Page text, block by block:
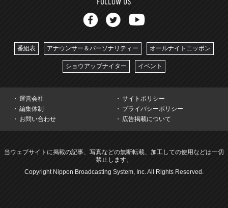
番組表 アナウンサー＆パーソナリティー オールナイトニッポン
ショウアップナイター イベント
運営会社
サイトポリシー
編集体制
プライバシーポリシー
お問い合わせ
広告掲載について
当ウェブサイトに掲載の記事、写真などの無断転載、加工しての使用などは一切
禁止します。
Copyright Nippon Broadcasting System, Inc. All Rights Reserved.